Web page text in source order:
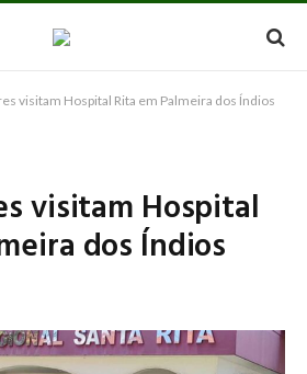
visitam Hospital Rita em Palmeira dos Índios
visitam Hospital
dos Índios